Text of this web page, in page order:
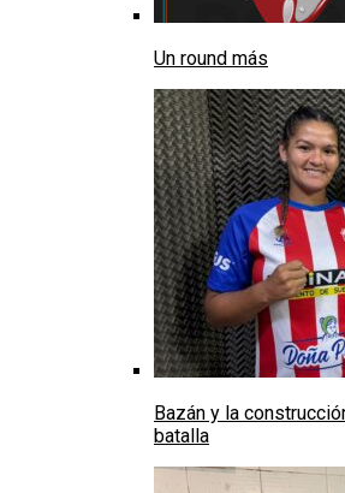
Un round más
Bazán y la
batalla